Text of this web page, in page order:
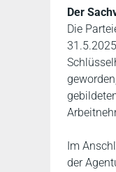
Der
Die
Im
der